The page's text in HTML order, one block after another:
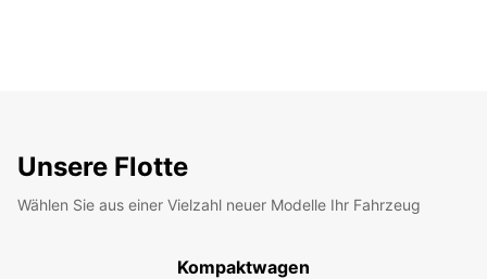
Unsere Flotte
Wählen Sie aus einer Vielzahl neuer Modelle Ihr Fahrzeug
Kompaktwagen